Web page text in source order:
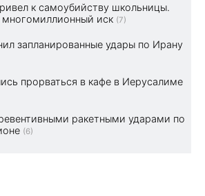
к самоубийству школьницы.
иск (7)
запланированные удары по Ирану
прорваться в кафе в Иерусалиме
ракетными ударами по
(6)